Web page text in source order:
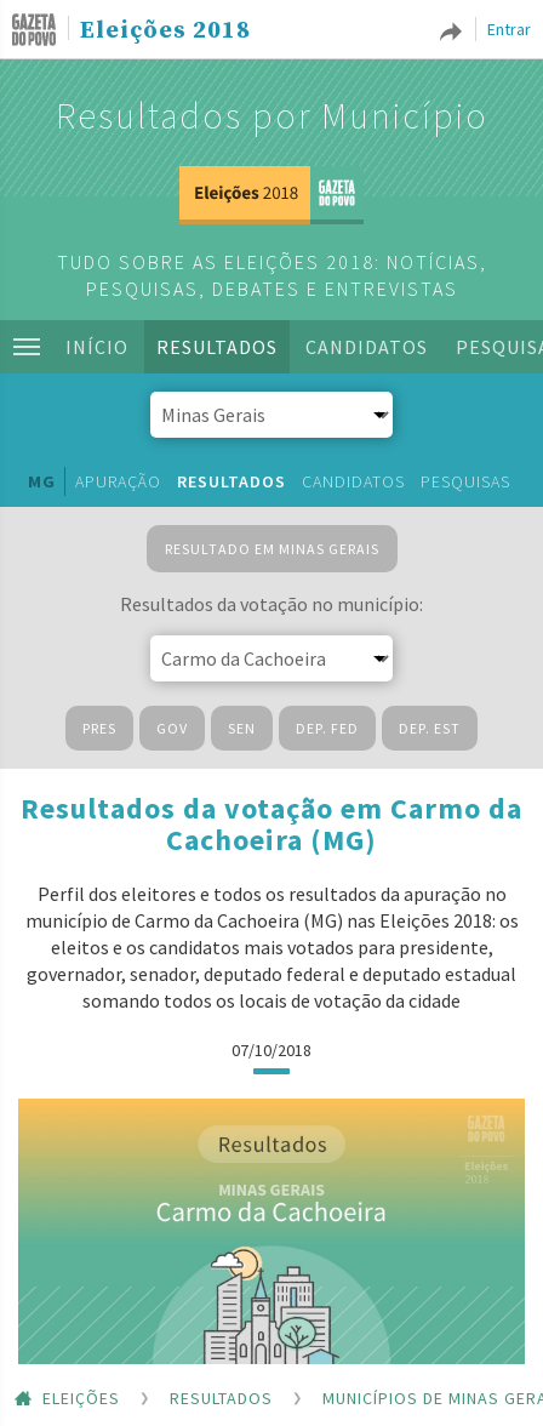
Entrar
Eleições 2018
Resultados por Município
TUDO SOBRE AS ELEIÇÕES 2018: NOTÍCIAS,
PESQUISAS, DEBATES E ENTREVISTAS
INÍCIO RESULTADOS CANDIDATOS
MG APURAÇÃO RESULTADOS CANDIDATOS PESQUISAS
RESULTADO EM MINAS GERAIS
Resultados da votação no município:
PRES GOV SEN DEP. FED DEP. EST
Resultados da votação em Carmo da
Cachoeira (MG)
Perfil dos eleitores e todos os resultados da apuração no
município de Carmo da Cachoeira (MG) nas Eleições 2018: os
eleitos e os candidatos mais votados para presidente,
governador, senador, deputado federal e deputado estadual
somando todos os locais de votação da cidade
07/10/2018
ELEIÇÕES RESULTADOS
MUNICÍPIOS DE MINAS